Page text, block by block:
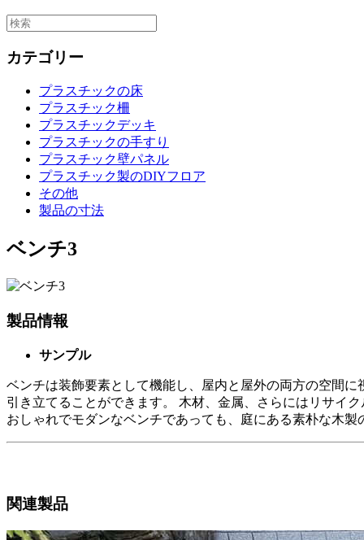
カテゴリー
プラスチックの床
プラスチック柵
プラスチックデッキ
プラスチックの手すり
プラスチック壁パネル
プラスチック製のDIYフロア
その他
製品の寸法
ベンチ3
製品情報
サンプル
ベンチは装飾要素として機能し、屋内と屋外の両方の空間
引き立てることができます。 木材、金属、さらにはリサイ
おしゃれでモダンなベンチであっても、庭にある素朴な木
関連製品